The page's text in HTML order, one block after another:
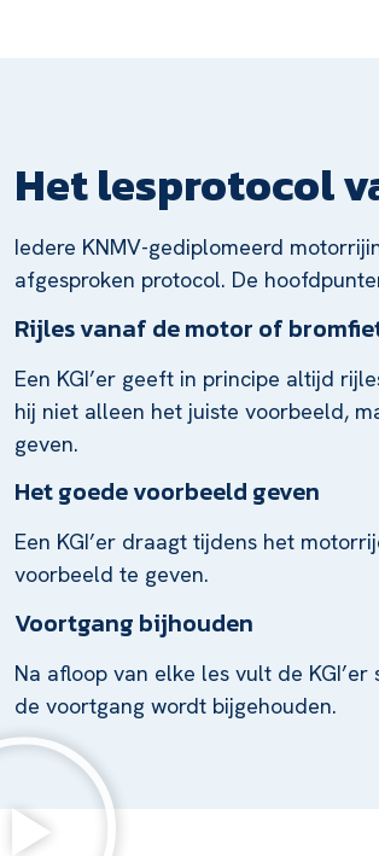
Het lesprotocol
Iedere KNMV-gediplomeerd
afgesproken protocol. De
Rijles vanaf de motor of
Een KGI’er geeft in principe altijd
hij niet alleen het juiste voorbeeld,
geven.
Het goede voorbeeld geven
Een KGI’er draagt tijdens het
voorbeeld te geven.
Voortgang bijhouden
Na afloop van elke les vult de
de voortgang wordt bijgehouden.